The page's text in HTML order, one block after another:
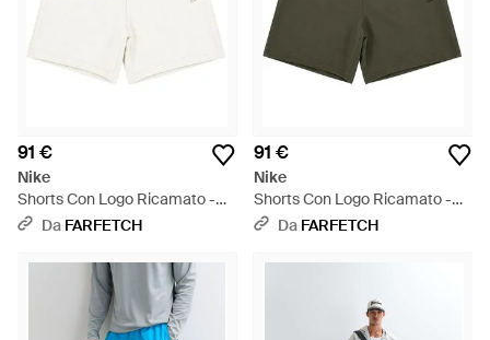
91 €
Nike
Shorts Con Logo Ricamato -
Bianco
Da FARFETCH
91 €
Nike
Shorts Con Logo Ricamato -
Verde
Da FARFETCH